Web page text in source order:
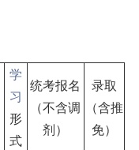
学
习
形
式
统考报名
（不含调
剂）
录取
（含推
免）